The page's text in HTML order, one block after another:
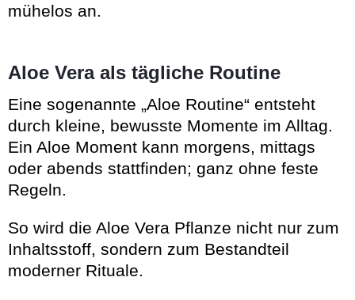
mühelos an.
Aloe Vera als tägliche Routine
Eine sogenannte „Aloe Routine“ entsteht
durch kleine, bewusste Momente im Alltag.
Ein Aloe Moment kann morgens, mittags
oder abends stattfinden; ganz ohne feste
Regeln.
So wird die Aloe Vera Pflanze nicht nur zum
Inhaltsstoff, sondern zum Bestandteil
moderner Rituale.